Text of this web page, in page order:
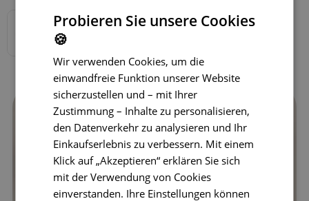
Probieren Sie unsere Cookies
🍪
Wir verwenden Cookies, um die
einwandfreie Funktion unserer Website
sicherzustellen und – mit Ihrer
Zustimmung – Inhalte zu personalisieren,
den Datenverkehr zu analysieren und Ihr
Einkaufserlebnis zu verbessern. Mit einem
Klick auf „Akzeptieren“ erklären Sie sich
mit der Verwendung von Cookies
einverstanden. Ihre Einstellungen können